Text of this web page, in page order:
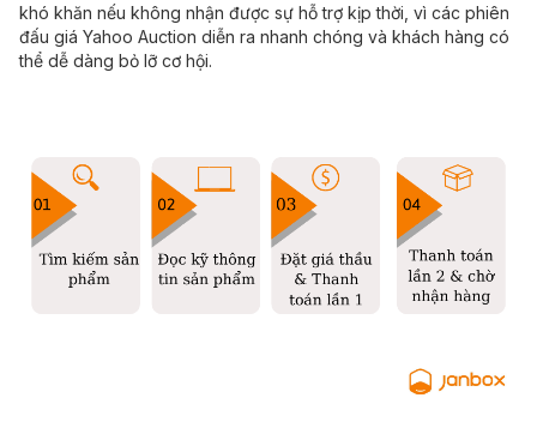
khó khăn nếu không nhận được sự hỗ trợ kịp thời, vì các phiên
đấu giá Yahoo Auction diễn ra nhanh chóng và khách hàng có
thể dễ dàng bỏ lỡ cơ hội.